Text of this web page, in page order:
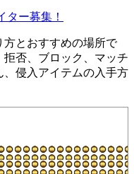
ター募集！
とおすすめの場所で
否、ブロック、マッチ
、侵入アイテムの入手方